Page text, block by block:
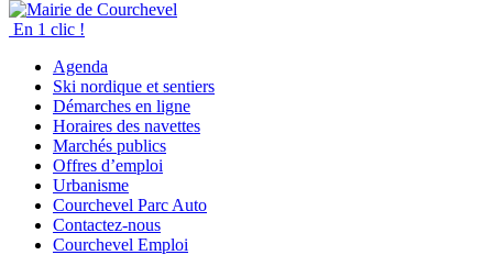
En 1 clic !
Agenda
Ski nordique et sentiers
Démarches en ligne
Horaires des navettes
Marchés publics
Offres d’emploi
Urbanisme
Courchevel Parc Auto
Contactez-nous
Courchevel Emploi